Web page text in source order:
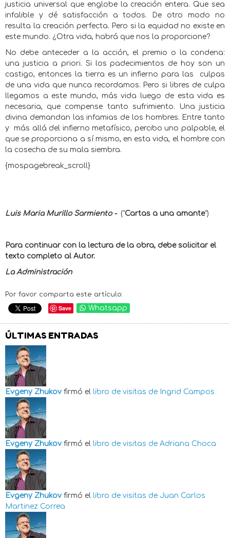
justicia universal que englobe la creación entera. Que sea
infalible y dé satisfacción a todos. De otro modo no
resulta la creación perfecta. Pero si la equidad no existe en
este mundo. ¿Otra vida, habrá que nos la proporcione?
No debe anteceder a la acción, el premio o la condena:
una justicia a priori. Si los padecimientos de hoy son un
castigo, entonces la tierra es un infierno para las
culpas
de una vida que nunca recordamos. Pero si libres de culpa
llegamos a este mundo, más vida luego de esta vida es
necesaria, que compense tanto sufrimiento. Una justicia
divina demandan las infamias de los hombres. Entre tanto
y
más allá del infierno metafísico, percibo uno palpable, el
que se proporciona a sí mismo, en esta vida, el hombre con
la cosecha de su mala siembra.
{mospagebreak_scroll}
Luis Maria Murillo Sarmiento - ("Cartas a una amante")
Para continuar con la lectura de la obra, debe solicitar el
texto completo al Autor.
La Administración
Por favor comparta este artículo:
Save Whatsapp
ÚLTIMAS ENTRADAS
Evgeny Zhukov firmó el libro de visitas de Ingrid Campos
Evgeny Zhukov firmó el libro de visitas de Adriana Choca
Evgeny Zhukov firmó el libro de visitas de Juan Carlos
Martinez Correa